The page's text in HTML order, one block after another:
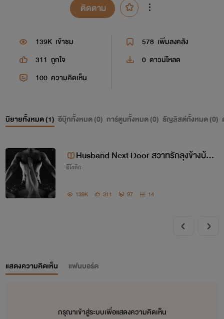
ติดตาม
139K เข้าชม 578 เพิ่มลงคลัง
311 ถูกใจ 0 ดาวน์โหลด
100 ความคิดเห็น
นิยายทั้งหมด (1) อีบุ๊กทั้งหมด (0) การ์ตูนทั้งหมด (0) ธัญลิสต์ทั้งหมด (0)
Husband Next Door สวาทรักลุงข้างบ้าน
NC19++
อีโรติก
139K 311 97 14
แสดงความคิดเห็น แฟนบอร์ด
กรุณาเข้าสู่ระบบเพื่อแสดงความคิดเห็น